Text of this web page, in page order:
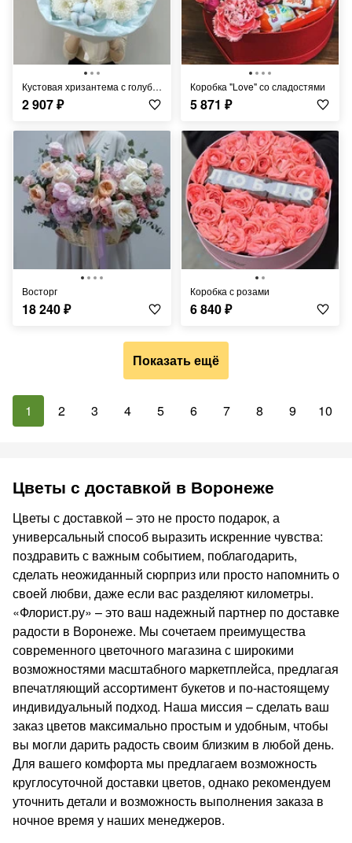
Кустовая хризантема с голубым хлопком
2 907₽
Коробка "Love" со сладостями
5 871 ₽
Восторг
18 240₽
коробка с розами
6 840₽
Показать ещё
1 2 3 4 5 6 7 8 9 10
Цветы с доставкой в Воронеже
Цветы с доставкой – это не просто подарок, а
универсальный способ выразить искренние чувства:
поздравить с важным событием, поблагодарить,
сделать неожиданный сюрприз или просто напомнить о
своей любви, даже если вас разделяют километры.
«Флорист.ру» – это ваш надежный партнер по доставке
радости в Воронеже. Мы сочетаем преимущества
современного цветочного магазина с широкими
возможностями масштабного маркетплейса, предлагая
впечатляющий ассортимент букетов и по-настоящему
индивидуальный подход. Наша миссия – сделать ваш
заказ цветов максимально простым и удобным, чтобы
вы могли дарить радость своим близким в любой день.
Для вашего комфорта мы предлагаем возможность
круглосуточной доставки цветов, однако рекомендуем
уточнить детали и возможность выполнения заказа в
ночное время у наших менеджеров.